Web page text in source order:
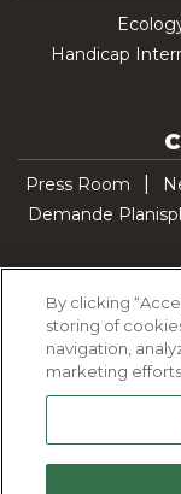
Handicap
Press Room
Demande
By clicking
storing of
navigation,
marketing efforts.